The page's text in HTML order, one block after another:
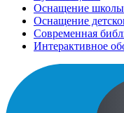
Оснащение школы
Оснащение
Современная
Интерактивное